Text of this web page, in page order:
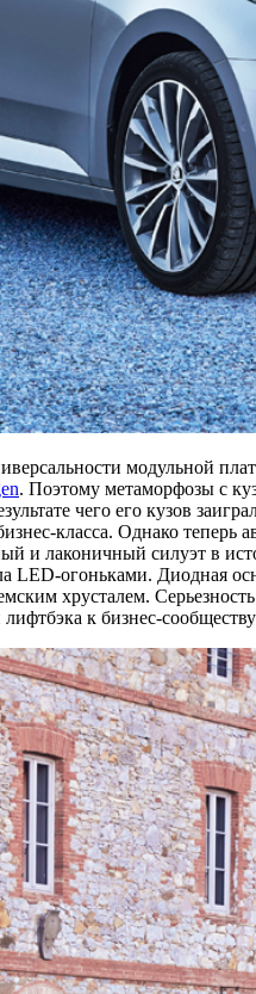
модульной
. Поэтому метаморфозы с
чего его кузов
класса. Однако
и лаконичный силуэт в
LED-огоньками. Диодная
хрусталем.
к бизнес-